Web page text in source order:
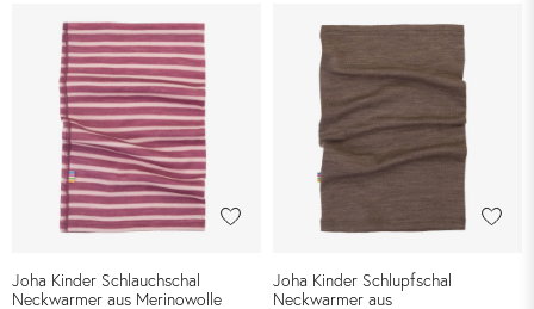
Joha Kinder Schlauchschal
Neckwarmer aus Merinowolle
Joha Kinder Schlupfschal
Neckwarmer aus